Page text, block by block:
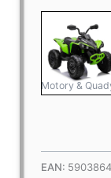
Maverick
Khaki
24V
2x200W
Motory &
EAN: